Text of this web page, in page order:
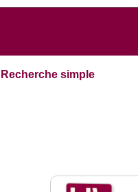
Recherche simple